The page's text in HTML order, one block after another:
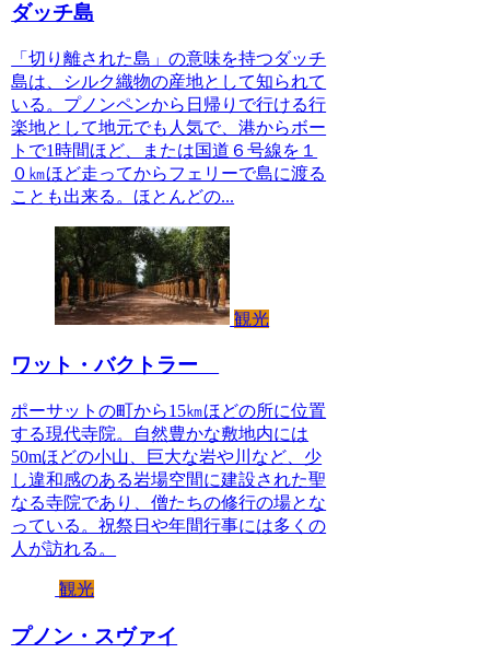
ダッチ島
「切り離された島」の意味を持つダッチ
島は、シルク織物の産地として知られて
いる。プノンペンから日帰りで行ける行
楽地として地元でも人気で、港からボー
トで1時間ほど、または国道６号線を１
０㎞ほど走ってからフェリーで島に渡る
ことも出来る。ほとんどの...
観光
ワット・バクトラー
ポーサットの町から15㎞ほどの所に位置
する現代寺院。自然豊かな敷地内には
50mほどの小山、巨大な岩や川など、少
し違和感のある岩場空間に建設された聖
なる寺院であり、僧たちの修行の場とな
っている。祝祭日や年間行事には多くの
人が訪れる。
観光
プノン・スヴァイ